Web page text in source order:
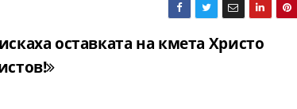
оставката на кмета Христо